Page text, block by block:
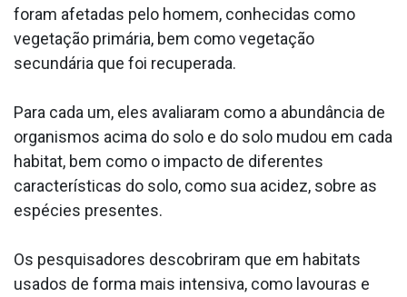
foram afetadas pelo homem, conhecidas como
vegetação primária, bem como vegetação
secundária que foi recuperada.
Para cada um, eles avaliaram como a abundância de
organismos acima do solo e do solo mudou em cada
habitat, bem como o impacto de diferentes
características do solo, como sua acidez, sobre as
espécies presentes.
Os pesquisadores descobriram que em habitats
usados de forma mais intensiva, como lavouras e